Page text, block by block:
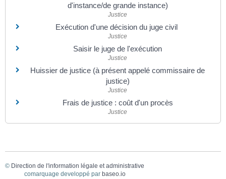
d'instance/de grande instance)
Justice
Exécution d'une décision du juge civil
Justice
Saisir le juge de l'exécution
Justice
Huissier de justice (à présent appelé commissaire de
justice)
Justice
Frais de justice : coût d'un procès
Justice
© Direction de l'information légale et administrative
comarquage developpé par baseo.io